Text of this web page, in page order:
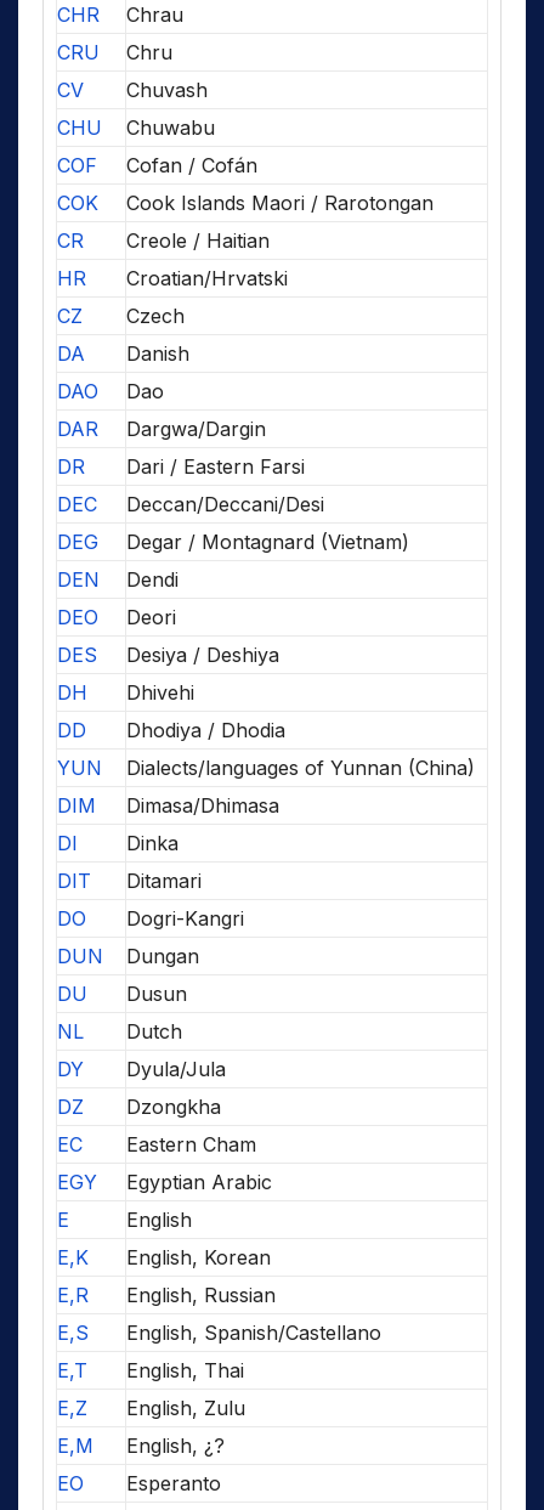
CHR
Chrau
CRU
Chru
CV
Chuvash
CHU
Chuwabu
COF
Cofan / Cofán
COK
Cook Islands Maori / Rarotongan
CR
Creole / Haitian
HR
Croatian/Hrvatski
CZ
Czech
DA
Danish
DAO
Dao
DAR
Dargwa/Dargin
DR
Dari / Eastern Farsi
DEC
Deccan/Deccani/Desi
DEG
Degar / Montagnard (Vietnam)
DEN
Dendi
DEO
Deori
DES
Desiya / Deshiya
DH
Dhivehi
DD
Dhodiya / Dhodia
YUN
Dialects/languages of Yunnan (China)
DIM
Dimasa/Dhimasa
DI
Dinka
DIT
Ditamari
DO
Dogri-Kangri
DUN
Dungan
DU
Dusun
NL
Dutch
DY
Dyula/Jula
DZ
Dzongkha
EC
Eastern Cham
EGY
Egyptian Arabic
E
English
E,K
English, Korean
E,R
English, Russian
E,S
English, Spanish/Castellano
E,T
English, Thai
E,Z
English, Zulu
E,M
English, ¿?
EO
Esperanto